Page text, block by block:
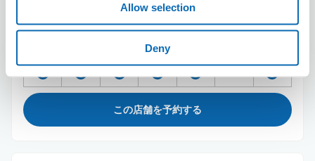
Allow selection
Deny
スーツケースサイズ:5 バッグサイズ:5
空き時間
この店舗を予約する